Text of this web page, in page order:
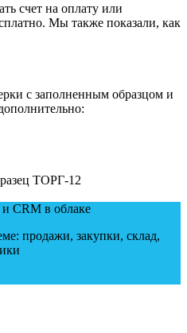
счет на оплату или
Мы также показали, как
с заполненным образцом и
ТОРГ-12
CRM в облаке
продажи, закупки, склад,